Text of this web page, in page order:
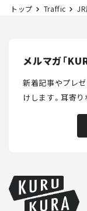
トップ Traffic JR原宿
メルマガ「
新着記事やプレ
けします。耳寄り